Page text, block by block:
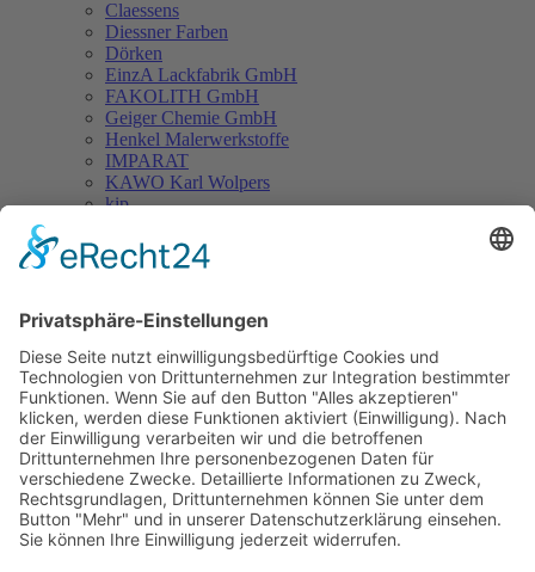
Claessens
Diessner Farben
Dörken
EinzA Lackfabrik GmbH
FAKOLITH GmbH
Geiger Chemie GmbH
Henkel Malerwerkstoffe
IMPARAT
KAWO Karl Wolpers
kip
Knauf / Marmorit
MEGA
Milacor
MIXOL
Otto Chemie Dichtstoffe
Paul Jaeger GmbH
Paul Voormann GmbH
PUFAS
Remmers
S-S-M GmbH
Scandipaint
Schönox
Setta
SIKKENS